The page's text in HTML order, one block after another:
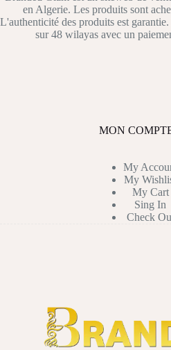
en Algerie. Les produits sont
L'authenticité des produits est
sur 48 wilayas avec un
MON
My
My
My Cart
Sing In
Check